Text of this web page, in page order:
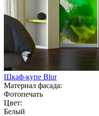
Шкаф-купе Blur
Материал фасада:
Фотопечать
Цвет:
Белый